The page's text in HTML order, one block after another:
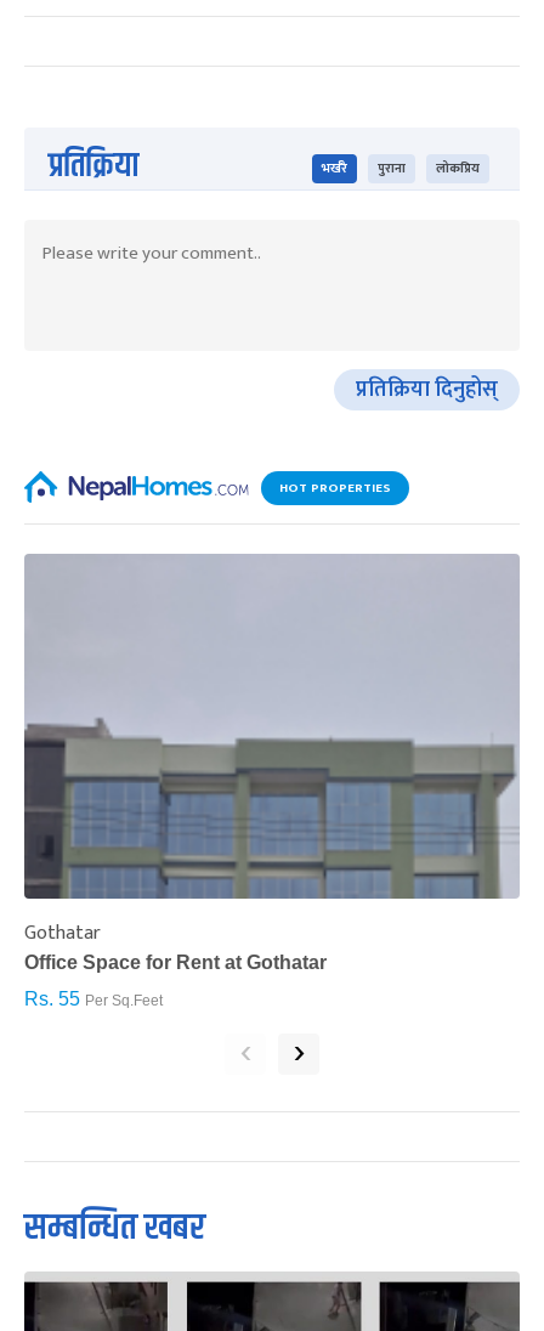
प्रतिक्रिया भर्खरै पुराना लोकप्रिय
प्रतिक्रिया दिनुहोस्
HOT PROPERTIES
Gothatar
Office Space for Rent at Gothatar
Rs. 55 Per Sq.Feet
‹ ›
सम्बन्धित खबर